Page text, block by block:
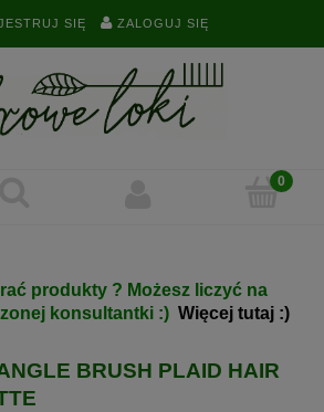
SIĘ ZALOGUJ SIĘ
produkty ? Możesz liczyć na
konsultantki :) Więcej tutaj :)
BRUSH PLAID HAIR